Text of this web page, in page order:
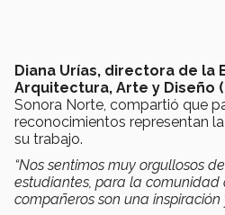
Diana Urías, directora de la
Arquitectura, Arte y Diseño
Sonora Norte, compartió que
reconocimientos representan
su trabajo.
“Nos sentimos muy orgullosos
estudiantes, para la comunidad
compañeros son una inspiración